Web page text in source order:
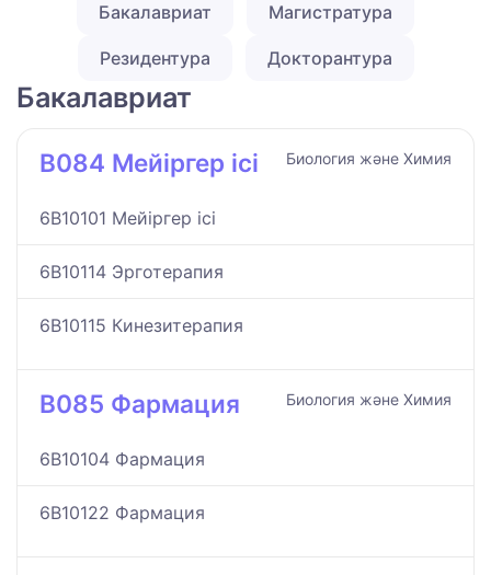
Бакалавриат Магистратура
Резидентура Докторантура
Бакалавриат
B084 Мейіргер ісі Биология және Химия
6B10101 Мейіргер ісі
6B10114 Эрготерапия
6B10115 Кинезитерапия
B085 Фармация Биология және Химия
6B10104 Фармация
6B10122 Фармация